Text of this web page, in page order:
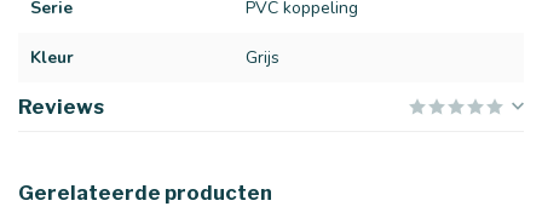
Serie PVC koppeling
Kleur Grijs
Reviews
Gerelateerde producten